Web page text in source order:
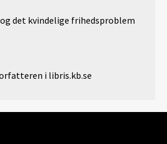
det kvindelige frihedsproblem
i libris.kb.se